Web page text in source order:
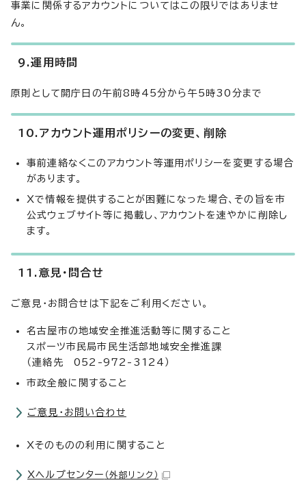
事業に関係するアカウントについてはこの限りではありませ
ん。
9.運用時間
原則として開庁日の午前8時45分から午5時30分まで
10.アカウント運用ポリシーの変更、削除
事前連絡なくこのアカウント等運用ポリシーを変更する場合
があります。
Xで情報を提供することが困難になった場合、その旨を市
公式ウェブサイト等に掲載し、アカウントを速やかに削除し
ます。
11.意見・問合せ
ご意見・お問合せは下記をご利用ください。
名古屋市の地域安全推進活動等に関すること
スポーツ市民局市民生活部地域安全推進課
（連絡先 052-972-3124）
市政全般に関すること
ご意見・お問い合わせ
Xそのものの利用に関すること
Xヘルプセンター （外部リンク）